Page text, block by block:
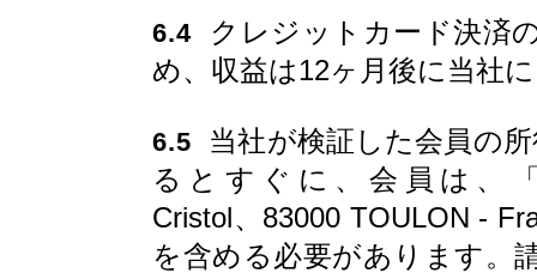
6.4 クレジットカード決済
め、収益は12ヶ月後に当社
6.5 当社が検証した会員の
るとすぐに、会員は、「
Cristol、83000 TOULON -
を含める必要があります。